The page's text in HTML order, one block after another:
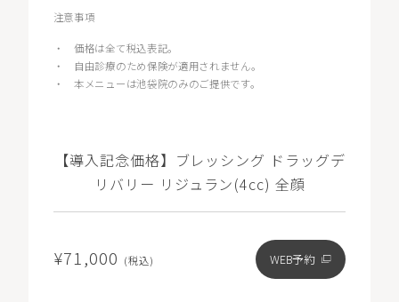
注意事項
・価格は全て税込表記。
・
自由診療のため保険が適用されません。
・本メニューは池袋院のみのご提供です。
【導入記念価格】ブレッシング ドラッグデ
リバリー リジュラン(4cc) 全顔
¥71,000 (税込) WEB予約